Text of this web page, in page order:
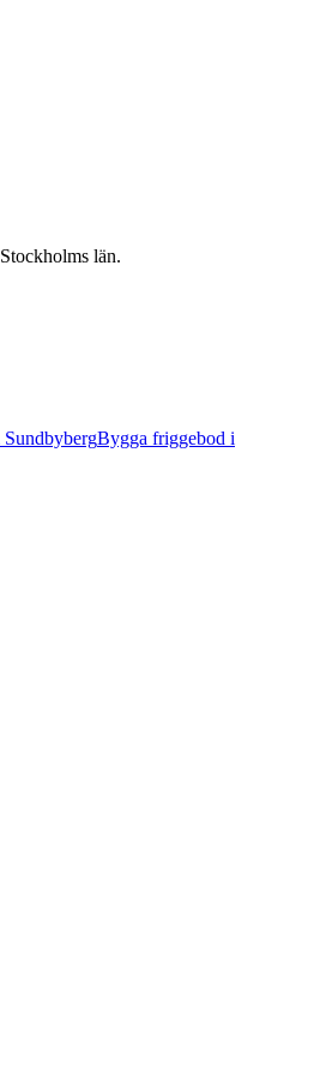
Stockholms län.
SundbybergBygga friggebod i